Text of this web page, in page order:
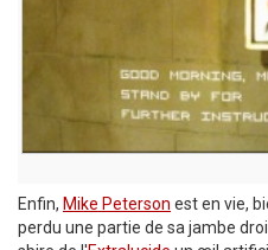
Enfin, Mike Peterson est en vie,
perdu une partie de sa jambe